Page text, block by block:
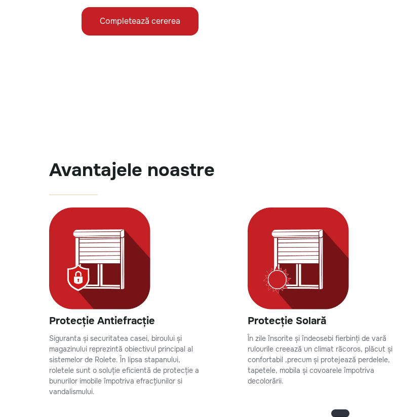
Completează cererea
Avantajele noastre
Protecție Antiefracție
Siguranta și securitatea casei, biroului și
magazinului reprezintă obiectivul principal al
sistemelor de Rolete. În lipsa stapanului,
roletele sunt o soluție eficientă de protecție a
bunurilor imobile împotriva efracțiunilor si
vandalismului.
Protecție Solară
În zile însorite și îndeosebi fierbinți de vară
rulourile creează un climat răcoros, plăcut și
confortabil ,precum și protejează perdelele,
tapetele, mobila și covoarele împotriva
decolorării.